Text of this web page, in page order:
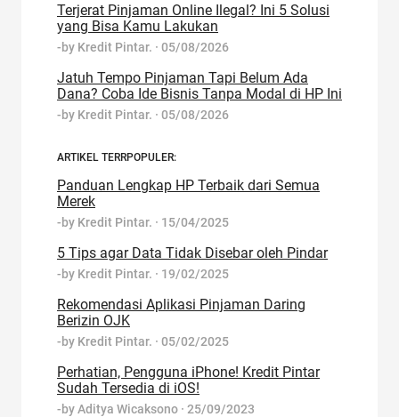
Terjerat Pinjaman Online Ilegal? Ini 5 Solusi
yang Bisa Kamu Lakukan
-by Kredit Pintar. · 05/08/2026
Jatuh Tempo Pinjaman Tapi Belum Ada
Dana? Coba Ide Bisnis Tanpa Modal di HP Ini
-by Kredit Pintar. · 05/08/2026
ARTIKEL TERRPOPULER:
Panduan Lengkap HP Terbaik dari Semua
Merek
-by Kredit Pintar. · 15/04/2025
5 Tips agar Data Tidak Disebar oleh Pindar
-by Kredit Pintar. · 19/02/2025
Rekomendasi Aplikasi Pinjaman Daring
Berizin OJK
-by Kredit Pintar. · 05/02/2025
Perhatian, Pengguna iPhone! Kredit Pintar
Sudah Tersedia di iOS!
-byAditya Wicaksono · 25/09/2023